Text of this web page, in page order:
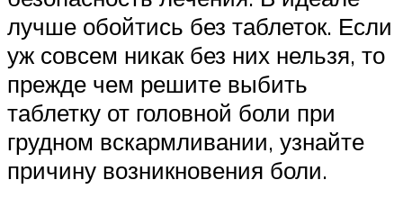
лучше обойтись без таблеток. Если
уж совсем никак без них нельзя, то
прежде чем решите выбить
таблетку от головной боли при
грудном вскармливании, узнайте
причину возникновения боли.